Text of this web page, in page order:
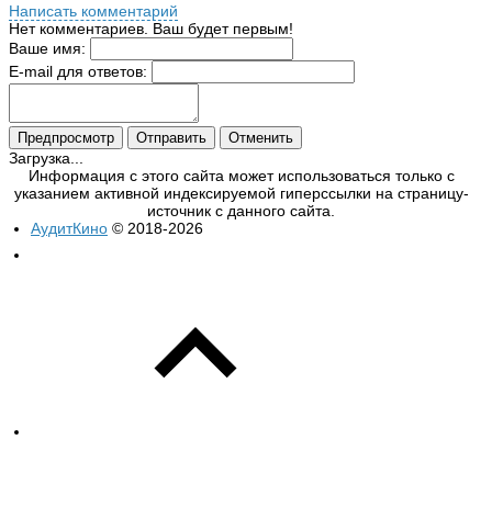
Написать комментарий
Нет комментариев. Ваш будет первым!
Ваше имя:
E-mail для ответов:
Загрузка...
Информация с этого сайта может использоваться только с
указанием активной индексируемой гиперссылки на страницу-
источник с данного сайта.
АудитКино © 2018-2026